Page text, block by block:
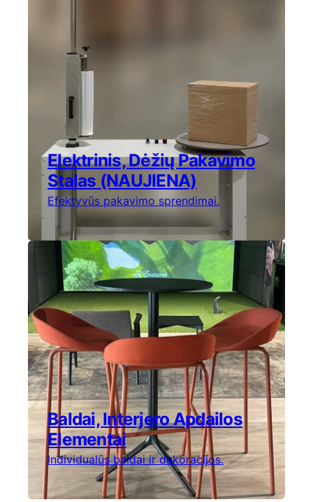
Elektrinis, Dėžių Pakavimo
Stalas (NAUJIENA)
Efektyvūs pakavimo sprendimai.
Baldai, Interjero Apdailos
Elementai
Individualūs baldai ir dekoracijos.